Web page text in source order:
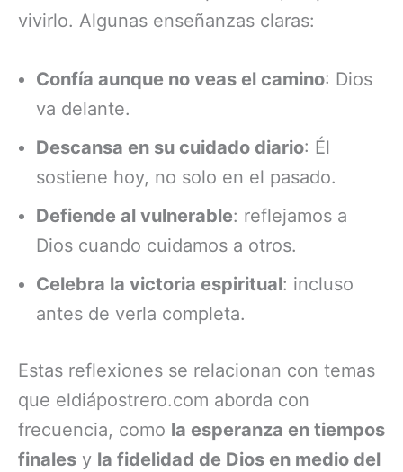
vivirlo. Algunas enseñanzas claras:
Confía aunque no veas el camino: Dios
va delante.
Descansa en su cuidado diario: Él
sostiene hoy, no solo en el pasado.
Defiende al vulnerable: reflejamos a
Dios cuando cuidamos a otros.
Celebra la victoria espiritual: incluso
antes de verla completa.
Estas reflexiones se relacionan con temas
que eldiápostrero.com aborda con
frecuencia, como la esperanza en tiempos
finales y la fidelidad de Dios en medio del